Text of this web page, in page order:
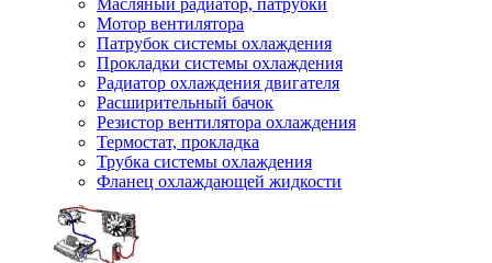
Масляный радиатор, патрубки
Мотор вентилятора
Патрубок системы охлаждения
Прокладки системы охлаждения
Радиатор охлаждения двигателя
Расширительный бачок
Резистор вентилятора охлаждения
Термостат, прокладка
Трубка системы охлаждения
Фланец охлаждающей жидкости